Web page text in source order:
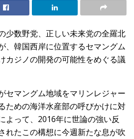
少数野党、正しい未来党の全羅北
、韓国西岸に位置するセマングム
カジノの開発の可能性をめぐる議
セマングム地域をマリンレジャー
ための海洋水産部の呼びかけに対
よって、2016年に世論の強い反
れたこの構想に今週新たな息が吹